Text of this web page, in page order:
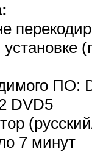
ПО:
DVD5
7 минут